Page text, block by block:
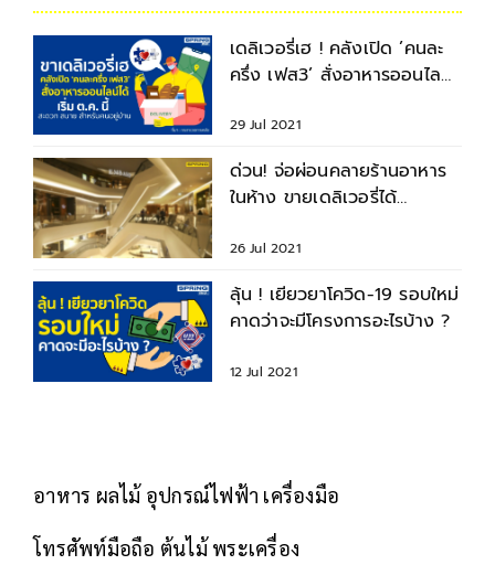
เดลิเวอรี่เฮ ! คลังเปิด ’คนละ
ครึ่ง เฟส3’ สั่งอาหารออนไลน์
29 Jul 2021
ด่วน! จ่อผ่อนคลายร้านอาหาร
ในห้าง ขายเดลิเวอรี่ได้
26 Jul 2021
ลุ้น ! เยียวยาโควิด-19 รอบใหม่
คาดว่าจะมีโครงการอะไรบ้าง ?
12 Jul 2021
อาหาร ผลไม้ อุปกรณ์ไฟฟ้า เครื่องมือ
โทรศัพท์มือถือ ต้นไม้ พระเครื่อง